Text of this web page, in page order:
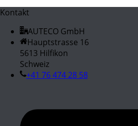
Kontakt
AUTECO GmbH
Hauptstrasse 16
5613 Hilfikon
Schweiz
+41 76 474 28 58